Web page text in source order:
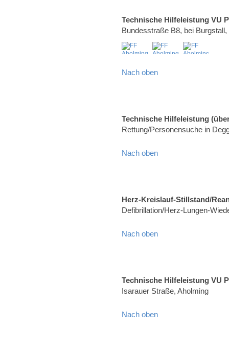
Technische Hilfeleistung VU
Bundesstraße B8, bei
Nach oben
Technische Hilfeleistung
Rettung/Personensuche in
Nach oben
Herz-Kreislauf-Stillstand/
Defibrillation/Herz-Lungen-
Nach oben
Technische Hilfeleistung VU
Isarauer Straße, Aholming
Nach oben